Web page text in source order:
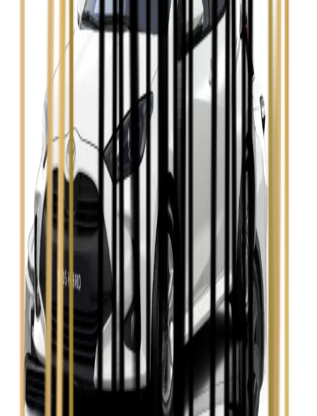
Opel Insignia
Seat Leon
Skoda Fabia
Zobacz
Skoda Kamiq
Zobacz
Skoda Octavia
Zobacz
Toyota Avensis
Zobacz
Toyota Camry